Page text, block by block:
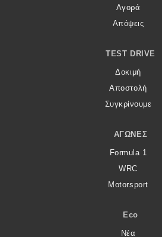
Αγορά
Απόψεις
TEST DRIVE
Δοκιμή
Αποστολή
Συγκρίνουμε
ΑΓΏΝΕΣ
Formula 1
WRC
Motorsport
Eco
Νέα